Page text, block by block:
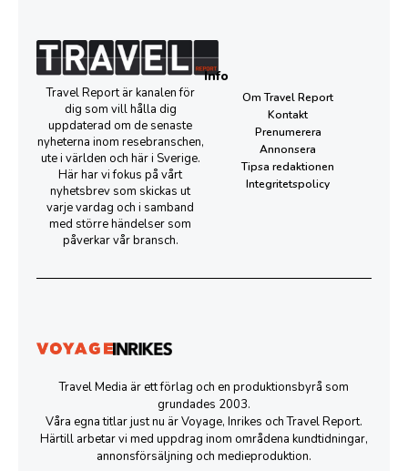
Travel Report är kanalen för
dig som vill hålla dig
uppdaterad om de senaste
nyheterna inom resebranschen,
ute i världen och här i Sverige.
Här har vi fokus på vårt
nyhetsbrev som skickas ut
varje vardag och i samband
med större händelser som
påverkar vår bransch.
Info
Om Travel Report
Kontakt
Prenumerera
Annonsera
Tipsa redaktionen
Integritetspolicy
Travel Media är ett förlag och en produktionsbyrå som
grundades 2003.
Våra egna titlar just nu är Voyage, Inrikes och Travel Report.
Härtill arbetar vi med uppdrag inom områdena kundtidningar,
annonsförsäljning och medieproduktion.